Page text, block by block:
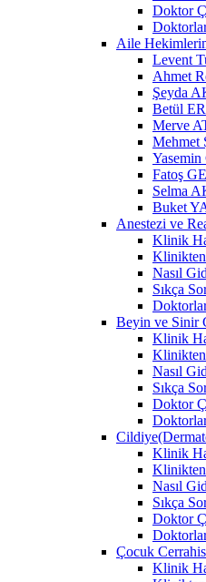
Doktor
Aile
Levent
Ahmet
Şeyda
Betül
Merve
Mehmet
Fatoş
Selma
Buket
Anestezi ve
Klinik
Nasıl
Sıkça
Beyin ve Sinir
Klinik
Nasıl
Sıkça
Doktor
Klinik
Nasıl
Sıkça
Doktor
Çocuk
Klinik